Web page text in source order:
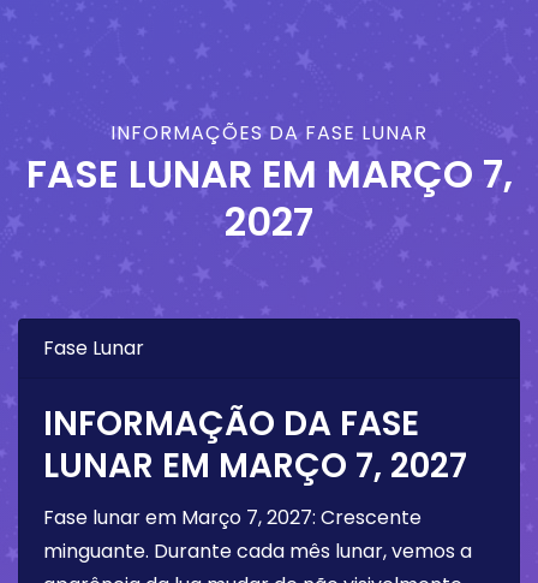
INFORMAÇÕES DA FASE LUNAR
FASE LUNAR EM MARÇO 7,
2027
Fase Lunar
INFORMAÇÃO DA FASE
LUNAR EM MARÇO 7, 2027
Fase lunar em Março 7, 2027: Crescente
minguante. Durante cada mês lunar, vemos a